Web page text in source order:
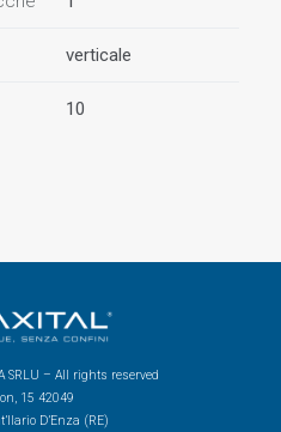
verticale
10
SRLU – All rights reserved
15 42049
D’Enza (RE)